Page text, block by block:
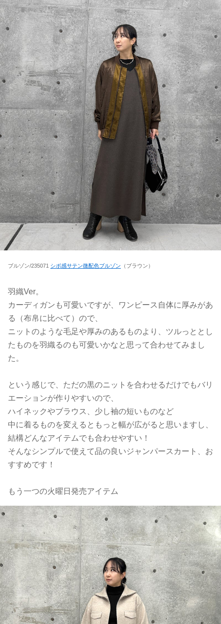
ブルゾン/235071 シボ感サテン微配色ブルゾン （ブラウン）
羽織Ver。
カーディガンも可愛いですが、ワンピース自体に厚みがあ
る（布帛に比べて）ので、
ニットのような毛足や厚みのあるものより、ツルっととし
たものを羽織るのも可愛いかなと思って合わせてみまし
た。
という感じで、ただの黒のニットを合わせるだけでもバリ
エーションが作りやすいので、
ハイネックやブラウス、少し袖の短いものなど
中に着るものを変えるともっと幅が広がると思いますし、
結構どんなアイテムでも合わせやすい！
そんなシンプルで使えて品の良いジャンパースカート、お
すすめです！
もう一つの火曜日発売アイテム